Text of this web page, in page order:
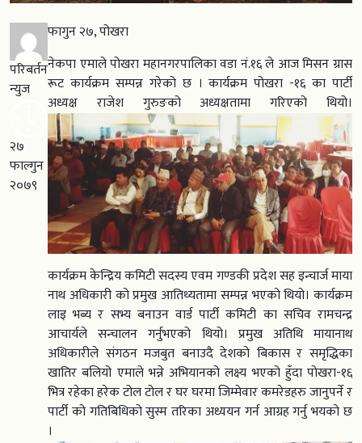
परिबर्तन
न्युज
२७
फाल्गुन
२०७९
फागुन २७, पोखरा
नेकपा एमाले पोखरा महानगरपालिका वडा नं.१६ ले आज मिसन ग्रास
रूट कार्यक्रम सम्पन्न गरेको छ । कार्यक्रम पोखरा -१६ का पार्टी
अध्यक्ष राजेश गुरुङको अध्यक्षतामा गरिएको थियो।
कार्यक्रम केन्द्रिय कमिटी सदस्य एवम गण्डकी प्रदेश सह इन्चार्ज माया
नाथ अधिकारी को प्रमुख आतिथ्यतामा सम्पन्न भएको थियो। कार्यक्रम
लाइ भब्य र सभ्य बनाउन वार्ड पार्टी कमिटी का सचिव रामचन्द्र
आचार्यले सन्चालन गर्नुभएको थियो। प्रमुख अतिथि मायानाथ
अधिकारीले संगठन मजबुत बनाउदै देशको बिकास र समृद्धिका
खातिर बलियो एमाले भन्ने अभियानको लक्ष्य भएको हुँदा पोखरा-१६
भित्र रहेका हरेक टोल टोल र घर घरमा जिम्मेवार कमरेडहरु जानुपर्ने र
पार्टी को गतिबिधिको सुस्म तरिका अध्ययन गर्न आग्रह गर्नु भयको छ
।